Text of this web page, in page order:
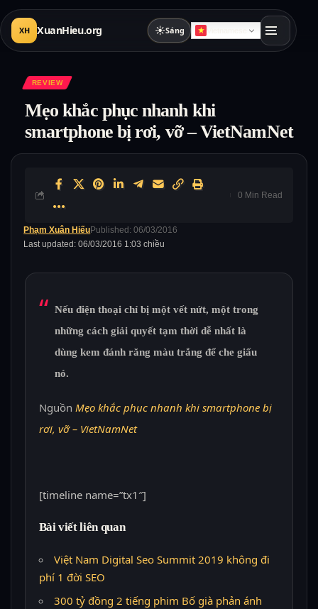
XH XuanHieu.org ☀Sáng
REVIEW
Mẹo khắc phục nhanh khi
smartphone bị rơi, vỡ – VietNamNet
Last updated: 06/03/2016 1:03 chiều
Phạm Xuân HiếuPublished: 06/03/2016
0 Min Read
Nếu điện thoại chỉ bị một vết nứt, một trong
những cách giải quyết tạm thời dễ nhất là
dùng kem đánh răng màu trắng để che giấu
nó.
Nguồn Mẹo khắc phục nhanh khi smartphone bị
rơi, vỡ – VietNamNet
[timeline name=”tx1″]
Bài viết liên quan
Việt Nam Digital Seo Summit 2019 không đi
phí 1 đời SEO
300 tỷ đồng 2 tiếng phim Bố già phản ánh